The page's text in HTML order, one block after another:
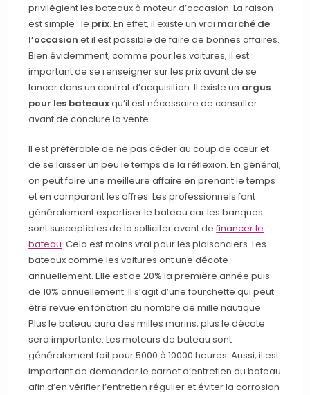
privilégient les bateaux à moteur d’occasion. La raison
est simple : le prix. En effet, il existe un vrai marché de
l’occasion et il est possible de faire de bonnes affaires.
Bien évidemment, comme pour les voitures, il est
important de se renseigner sur les prix avant de se
lancer dans un contrat d’acquisition. Il existe un argus
pour les bateauxqu’il est nécessaire de consulter
avant de conclure la vente.
Il est préférable de ne pas céder au coup de cœur et
de se laisser un peu le temps de la réflexion. En général,
on peut faire une meilleure affaire en prenant le temps
et en comparant les offres. Les professionnels font
généralement expertiser le bateau car les banques
sont susceptibles de la solliciter avant definancer le
bateau. Cela est moins vrai pour les plaisanciers. Les
bateaux comme les voitures ont une décote
annuellement. Elle est de 20% la première année puis
de 10% annuellement. Il s’agit d’une fourchette qui peut
être revue en fonction du nombre de mille nautique.
Plus le bateau aura des milles marins, plus le décote
sera importante. Les moteurs de bateau sont
généralement fait pour 5000 à 10000 heures. Aussi, il est
important de demander le carnet d’entretien du bateau
afin d’en vérifier l’entretien régulier et éviter la corrosion